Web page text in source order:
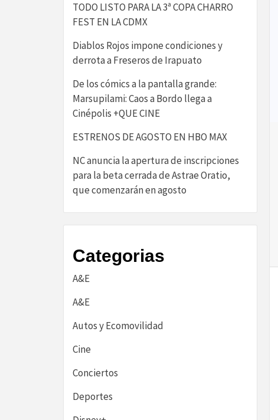
TODO LISTO PARA LA 3ª COPA CHARRO
FEST EN LA CDMX
Diablos Rojos impone condiciones y
derrota a Freseros de Irapuato
De los cómics a la pantalla grande:
Marsupilami: Caos a Bordo llega a
Cinépolis +QUE CINE
ESTRENOS DE AGOSTO EN HBO MAX
NC anuncia la apertura de inscripciones
para la beta cerrada de Astrae Oratio,
que comenzarán en agosto
Categorias
A&E
A&E
Autos y Ecomovilidad
Cine
Conciertos
Deportes